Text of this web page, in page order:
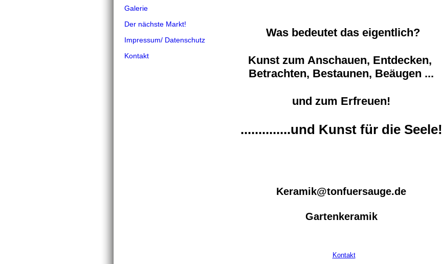
Galerie
Der nächste Markt!
Impressum/ Datenschutz
Kontakt
Was bedeutet das eigentlich?
Kunst zum Anschauen, Entdecken,
Betrachten, Bestaunen, Beäugen ...
und zum Erfreuen!
..............und Kunst für die Seele!
Keramik@tonfuersauge.de
Gartenkeramik
Kontakt